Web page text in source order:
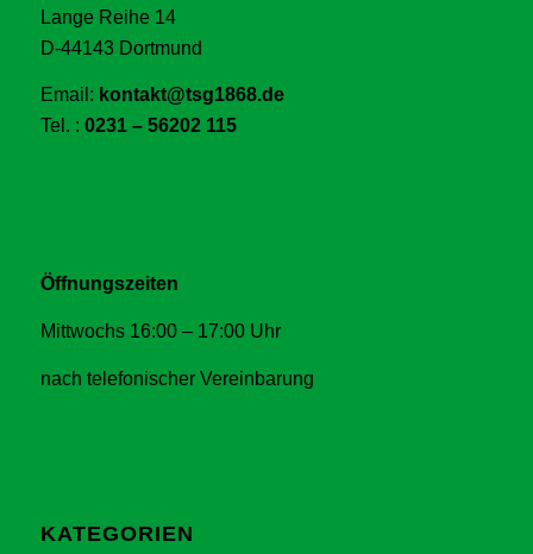
Lange Reihe 14
D-44143 Dortmund
Email: kontakt@tsg1868.de
Tel. : 0231 – 56202 115
Öffnungszeiten
Mittwochs 16:00 – 17:00 Uhr
nach telefonischer Vereinbarung
KATEGORIEN